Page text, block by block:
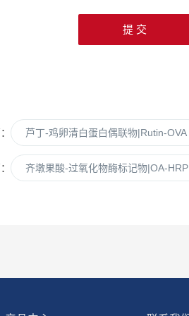
芦丁-鸡卵清白蛋白偶联物|Rutin-OVA
齐墩果酸-过氧化物酶标记物|OA-HRP